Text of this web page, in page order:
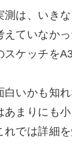
測は、いき
ていなかっ
スケッチを
白いかも知
あまりにも
れでは詳細